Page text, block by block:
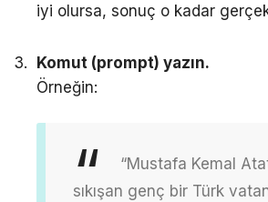
iyi olursa, sonuç o kadar
Komut (prompt) yazın.
Örneğin:
“Mustafa Kemal
sıkışan genç bir Türk